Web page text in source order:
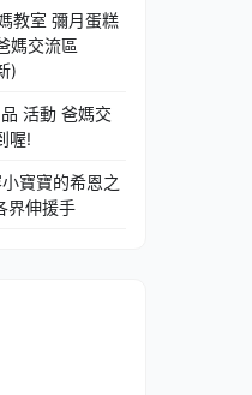
教室 彌月蛋糕
媽交流區
)
活動 爸媽交
喔!
寶寶的希恩之
界伸援手